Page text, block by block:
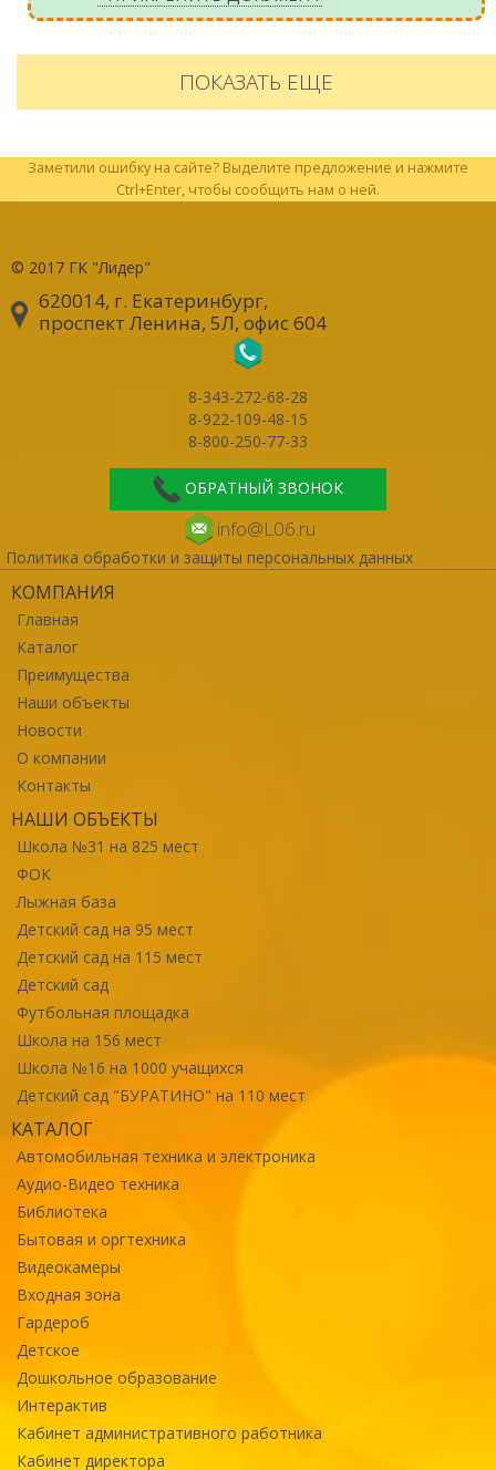
ПОКАЗАТЬ ЕЩЕ
Заметили ошибку на сайте? Выделите предложение и нажмите
Ctrl+Enter, чтобы сообщить нам о ней.
© 2017 ГК "Лидер"
620014, г. Екатеринбург,
проспект Ленина, 5Л, офис 604
8-343-272-68-28
8-922-109-48-15
8-800-250-77-33
ОБРАТНЫЙ ЗВОНОК
info@L06.ru
Политика обработки и защиты персональных данных
КОМПАНИЯ
Главная
Каталог
Преимущества
Наши объекты
Новости
О компании
Контакты
НАШИ ОБЪЕКТЫ
Школа №31 на 825 мест
ФОК
Лыжная база
Детский сад на 95 мест
Детский сад на 115 мест
Детский сад
Футбольная площадка
Школа на 156 мест
Школа №16 на 1000 учащихся
Детский сад "БУРАТИНО" на 110 мест
КАТАЛОГ
Автомобильная техника и электроника
Аудио-Видео техника
Библиотека
Бытовая и оргтехника
Видеокамеры
Входная зона
Гардероб
Детское
Дошкольное образование
Интерактив
Кабинет административного работника
Кабинет директора